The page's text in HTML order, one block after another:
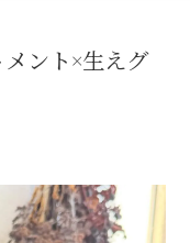
メント×生えグ